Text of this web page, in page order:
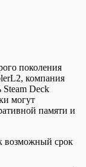
поколения
компания
Steam Deck
могут
памяти и
возможный срок